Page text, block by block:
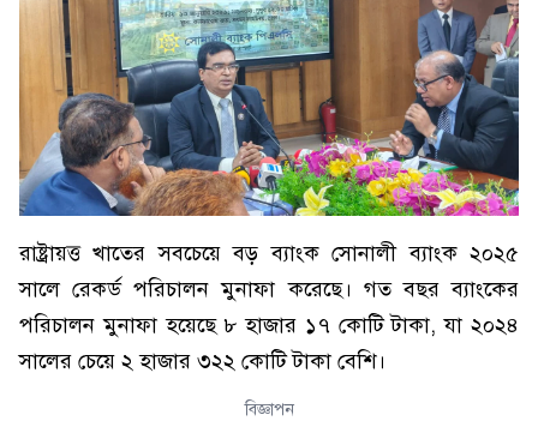
রাষ্ট্রায়ত্ত খাতের সবচেয়ে বড় ব্যাংক সোনালী ব্যাংক ২০২৫
সালে রেকর্ড পরিচালন মুনাফা করেছে। গত বছর ব্যাংকের
পরিচালন মুনাফা হয়েছে ৮ হাজার ১৭ কোটি টাকা, যা ২০২৪
সালের চেয়ে ২ হাজার ৩২২ কোটি টাকা বেশি।
বিজ্ঞাপন